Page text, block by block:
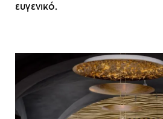
ευγενικό.